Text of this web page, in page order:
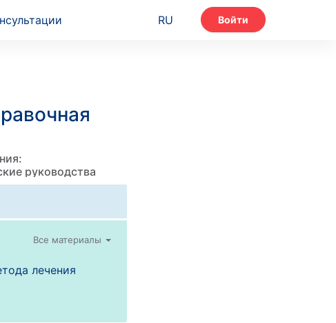
RU Войти
руководства
Все материалы
лечения